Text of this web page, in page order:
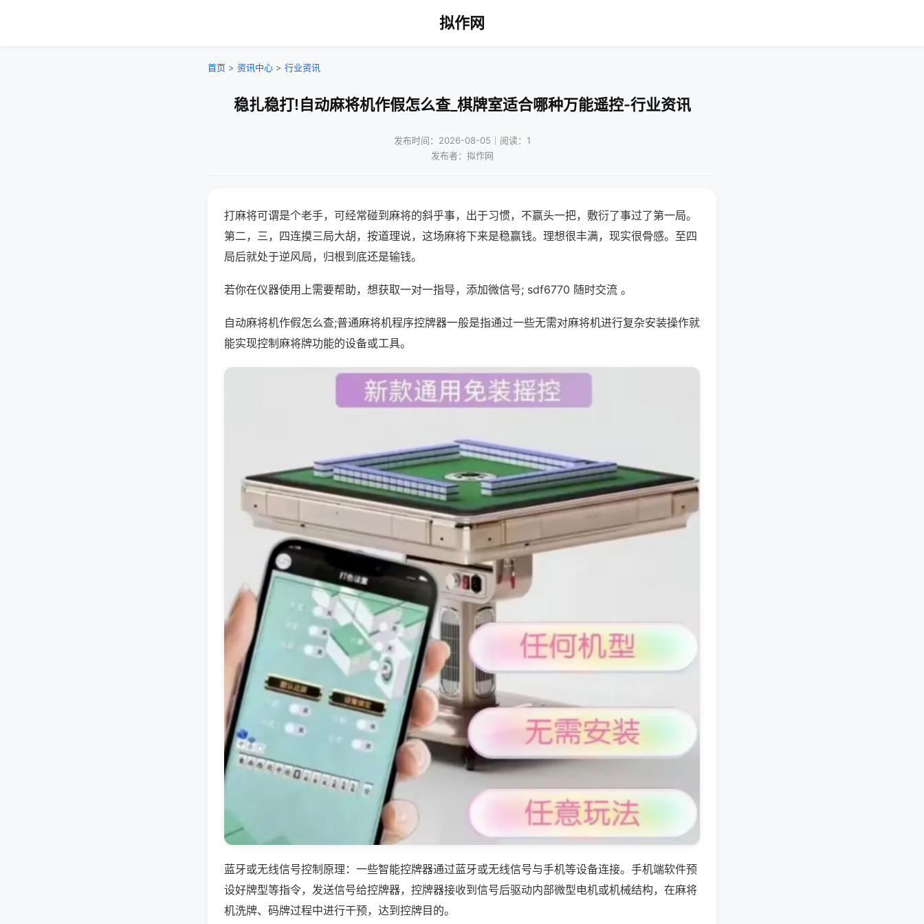
拟作网
首页 > 资讯中心 > 行业资讯
稳扎稳打!自动麻将机作假怎么查_棋牌室适合哪种万能遥控-行业资讯
发布时间：2026-08-05｜阅读：1
发布者：拟作网
打麻将可谓是个老手，可经常碰到麻将的斜乎事，出于习惯，不赢头一把，敷衍了事过了第一局。
第二，三，四连摸三局大胡，按道理说，这场麻将下来是稳赢钱。理想很丰满，现实很骨感。至四
局后就处于逆风局，归根到底还是输钱。
若你在仪器使用上需要帮助，想获取一对一指导，添加微信号; sdf6770 随时交流 。
自动麻将机作假怎么查;普通麻将机程序控牌器一般是指通过一些无需对麻将机进行复杂安装操作就
能实现控制麻将牌功能的设备或工具。
蓝牙或无线信号控制原理：一些智能控牌器通过蓝牙或无线信号与手机等设备连接。手机端软件预
设好牌型等指令，发送信号给控牌器，控牌器接收到信号后驱动内部微型电机或机械结构，在麻将
机洗牌、码牌过程中进行干预，达到控牌目的。